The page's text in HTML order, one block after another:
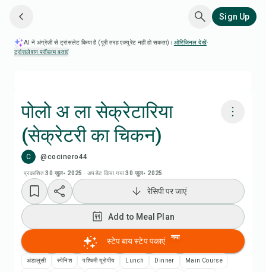
Sign Up
AI ने अंग्रेज़ी से ट्रांसलेट किया है (पूरी तरह एक्यूरेट नहीं हो सकता)। ओरिजिनल देखें·
ट्रांसलेशन प्रॉब्लम बताएं
पोलो अ ला सेक्रेटारिया
(सेक्रेटरी का चिकन)
C @cocinero44
प्रकाशित 30 जुल॰ 2025 ·अपडेट किया गया 30 जुल॰ 2025
Chefadora AI से पकाएं
Add to Meal Plan
Add to Shopping List
रेसिपी नोट्स
रेसिपी पर जाएं
Add to Meal Plan
स्टेप बाय स्टेप पकाएं नया
अंडालूसी स्पेनिश पश्चिमी यूरोपीय Lunch Dinner Main Course